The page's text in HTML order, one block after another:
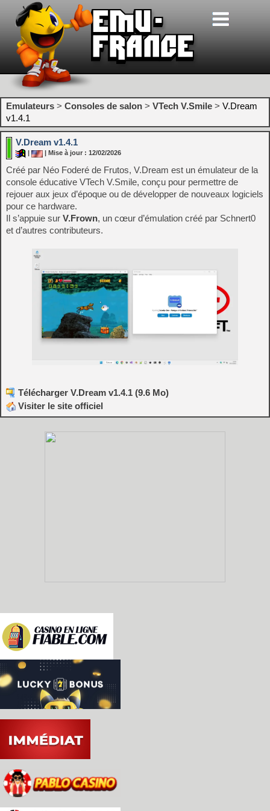
Emulateurs > Consoles de salon > VTech V.Smile > V.Dream
v1.4.1
V.Dream v1.4.1
| Mise à jour : 12/02/2026
Créé par Néo Foderé de Frutos, V.Dream est un émulateur de la
console éducative VTech V.Smile, conçu pour permettre de
rejouer aux jeux d’époque ou de développer de nouveaux logiciels
pour ce hardware.
Il s’appuie sur V.Frown, un cœur d’émulation créé par Schnert0
et d’autres contributeurs.
Télécharger V.Dream v1.4.1 (9.6 Mo)
Visiter le site officiel